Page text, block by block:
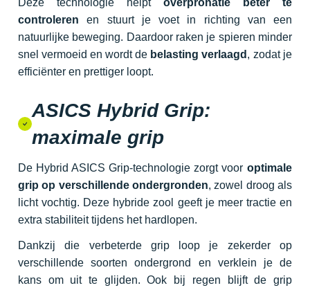
Deze technologie helpt overpronatie beter te
controleren en stuurt je voet in richting van een
natuurlijke beweging. Daardoor raken je spieren minder
snel vermoeid en wordt de belasting verlaagd , zodat je
efficiënter en prettiger loopt.
ASICS Hybrid Grip:
maximale grip
De Hybrid ASICS Grip-technologie zorgt voor optimale
grip op verschillende ondergronden, zowel droog als
licht vochtig. Deze hybride zool geeft je meer tractie en
extra stabiliteit tijdens het hardlopen.
Dankzij die verbeterde grip loop je zekerder op
verschillende soorten ondergrond en verklein je de
kans om uit te glijden. Ook bij regen blijft de grip